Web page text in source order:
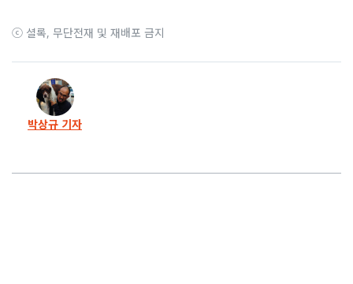
6화
5화
4화 22세 ‘간병 청년’ 강도영의 선처를 바랍니다
ⓒ 셜록, 무단전재 및 재배포 금지
박상규 기자